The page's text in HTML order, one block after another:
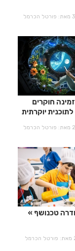
מאת: פורטל הכרמל
חוקרים
יוקרתית
מאת: פורטל הכרמל
טכנושף
מאת: פורטל הכרמל